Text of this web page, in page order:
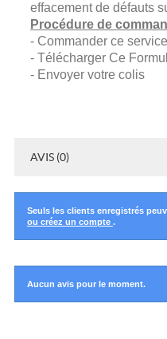
effacement de défauts
Procédure de
- Commander ce service
- Télécharger Ce
- Envoyer votre colis
AVIS (0)
Seuls les clients enregistrés
ou créez un compte .
Aucun avis pour le moment.